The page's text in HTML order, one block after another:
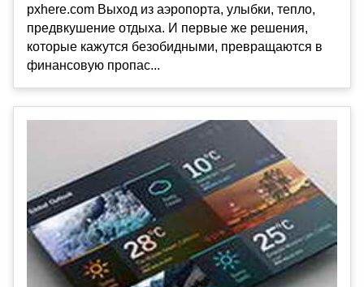
pxhere.com Выход из аэропорта, улыбки, тепло,
предвкушение отдыха. И первые же решения,
которые кажутся безобидными, превращаются в
финансовую пропас...